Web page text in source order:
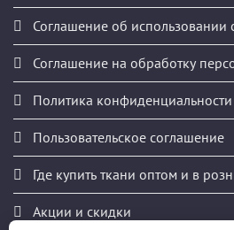
Соглашение об использовании
Соглашение на обработку
Политика конфиденциальности
Пользовательское соглашение
Где купить ткани оптом и в
Акции и скидки